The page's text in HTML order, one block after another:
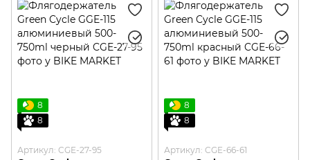
8
8
Артикул: CGE-27-95
8
8
Артикул: CGE-66-61